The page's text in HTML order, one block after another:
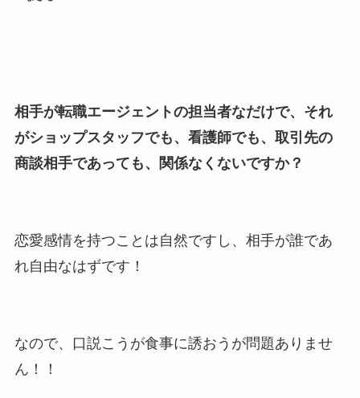
相手が転職エージェントの担当者なだけで、それ
がショップスタッフでも、看護師でも、取引先の
商談相手であっても、関係なくないですか？
恋愛感情を持つことは自然ですし、相手が誰であ
れ自由なはずです！
なので、口説こうが食事に誘おうが問題ありませ
ん！！